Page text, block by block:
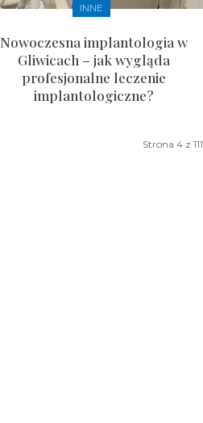
INNE
Nowoczesna implantologia w
Gliwicach – jak wygląda
profesjonalne leczenie
implantologiczne?
Strona 4 z 111